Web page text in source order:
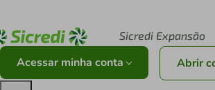
Sicredi Expansão
Acessar minha conta Abrir